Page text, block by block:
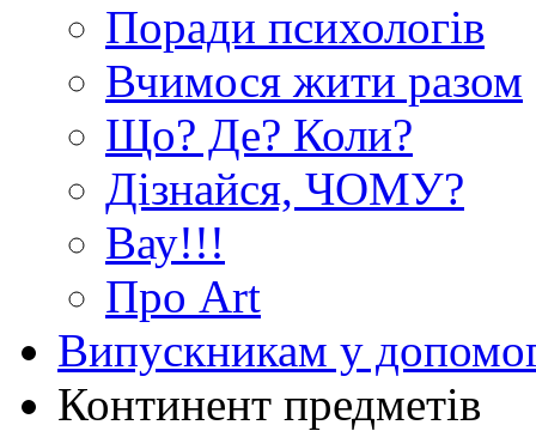
Поради психологів
Вчимося жити разом
Що? Де? Коли?
Дізнайся, ЧОМУ?
Вау!!!
Про Art
Випускникам у
Континент предметів